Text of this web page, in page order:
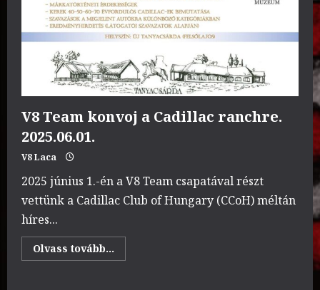
V8 Team konvoj a Cadillac ranchre.
2025.06.01.
V8 Laca
2025 június 1.-én a V8 Team csapatával részt
vettünk a Cadillac Club of Hungary (CCoH) méltán
híres...
Olvass tovább...
more